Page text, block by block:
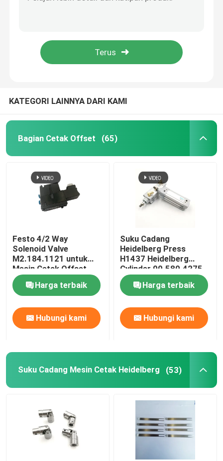
suku cadang Muller Martini
Sabuk Hisap
Wash Up Blades
Suku Cadang Mesin Offset
Bantalan Mesin Cetak
Bagian Tekan Offset
Papan sirkuit cetak
Suku Cadang Mesin Lipat
Suku Cadang Printer Roland
KATEGORI LAINNYA DARI KAMI
Bagian Cetak Offset (65)
Festo 4/2 Way
Solenoid Valve
M2.184.1121 untuk
Mesin Cetak Offset
Heidelberg 6mm
Harga terbaik
Hubungi kami
Suku Cadang
Heidelberg Press
H1437 Heidelberg
Cylinder 00.580.4275
Ink Cylinder SM/CD102
SM74/52 Offset
Printing
Harga terbaik
Hubungi kami
Suku Cadang Mesin Cetak Heidelberg (53)